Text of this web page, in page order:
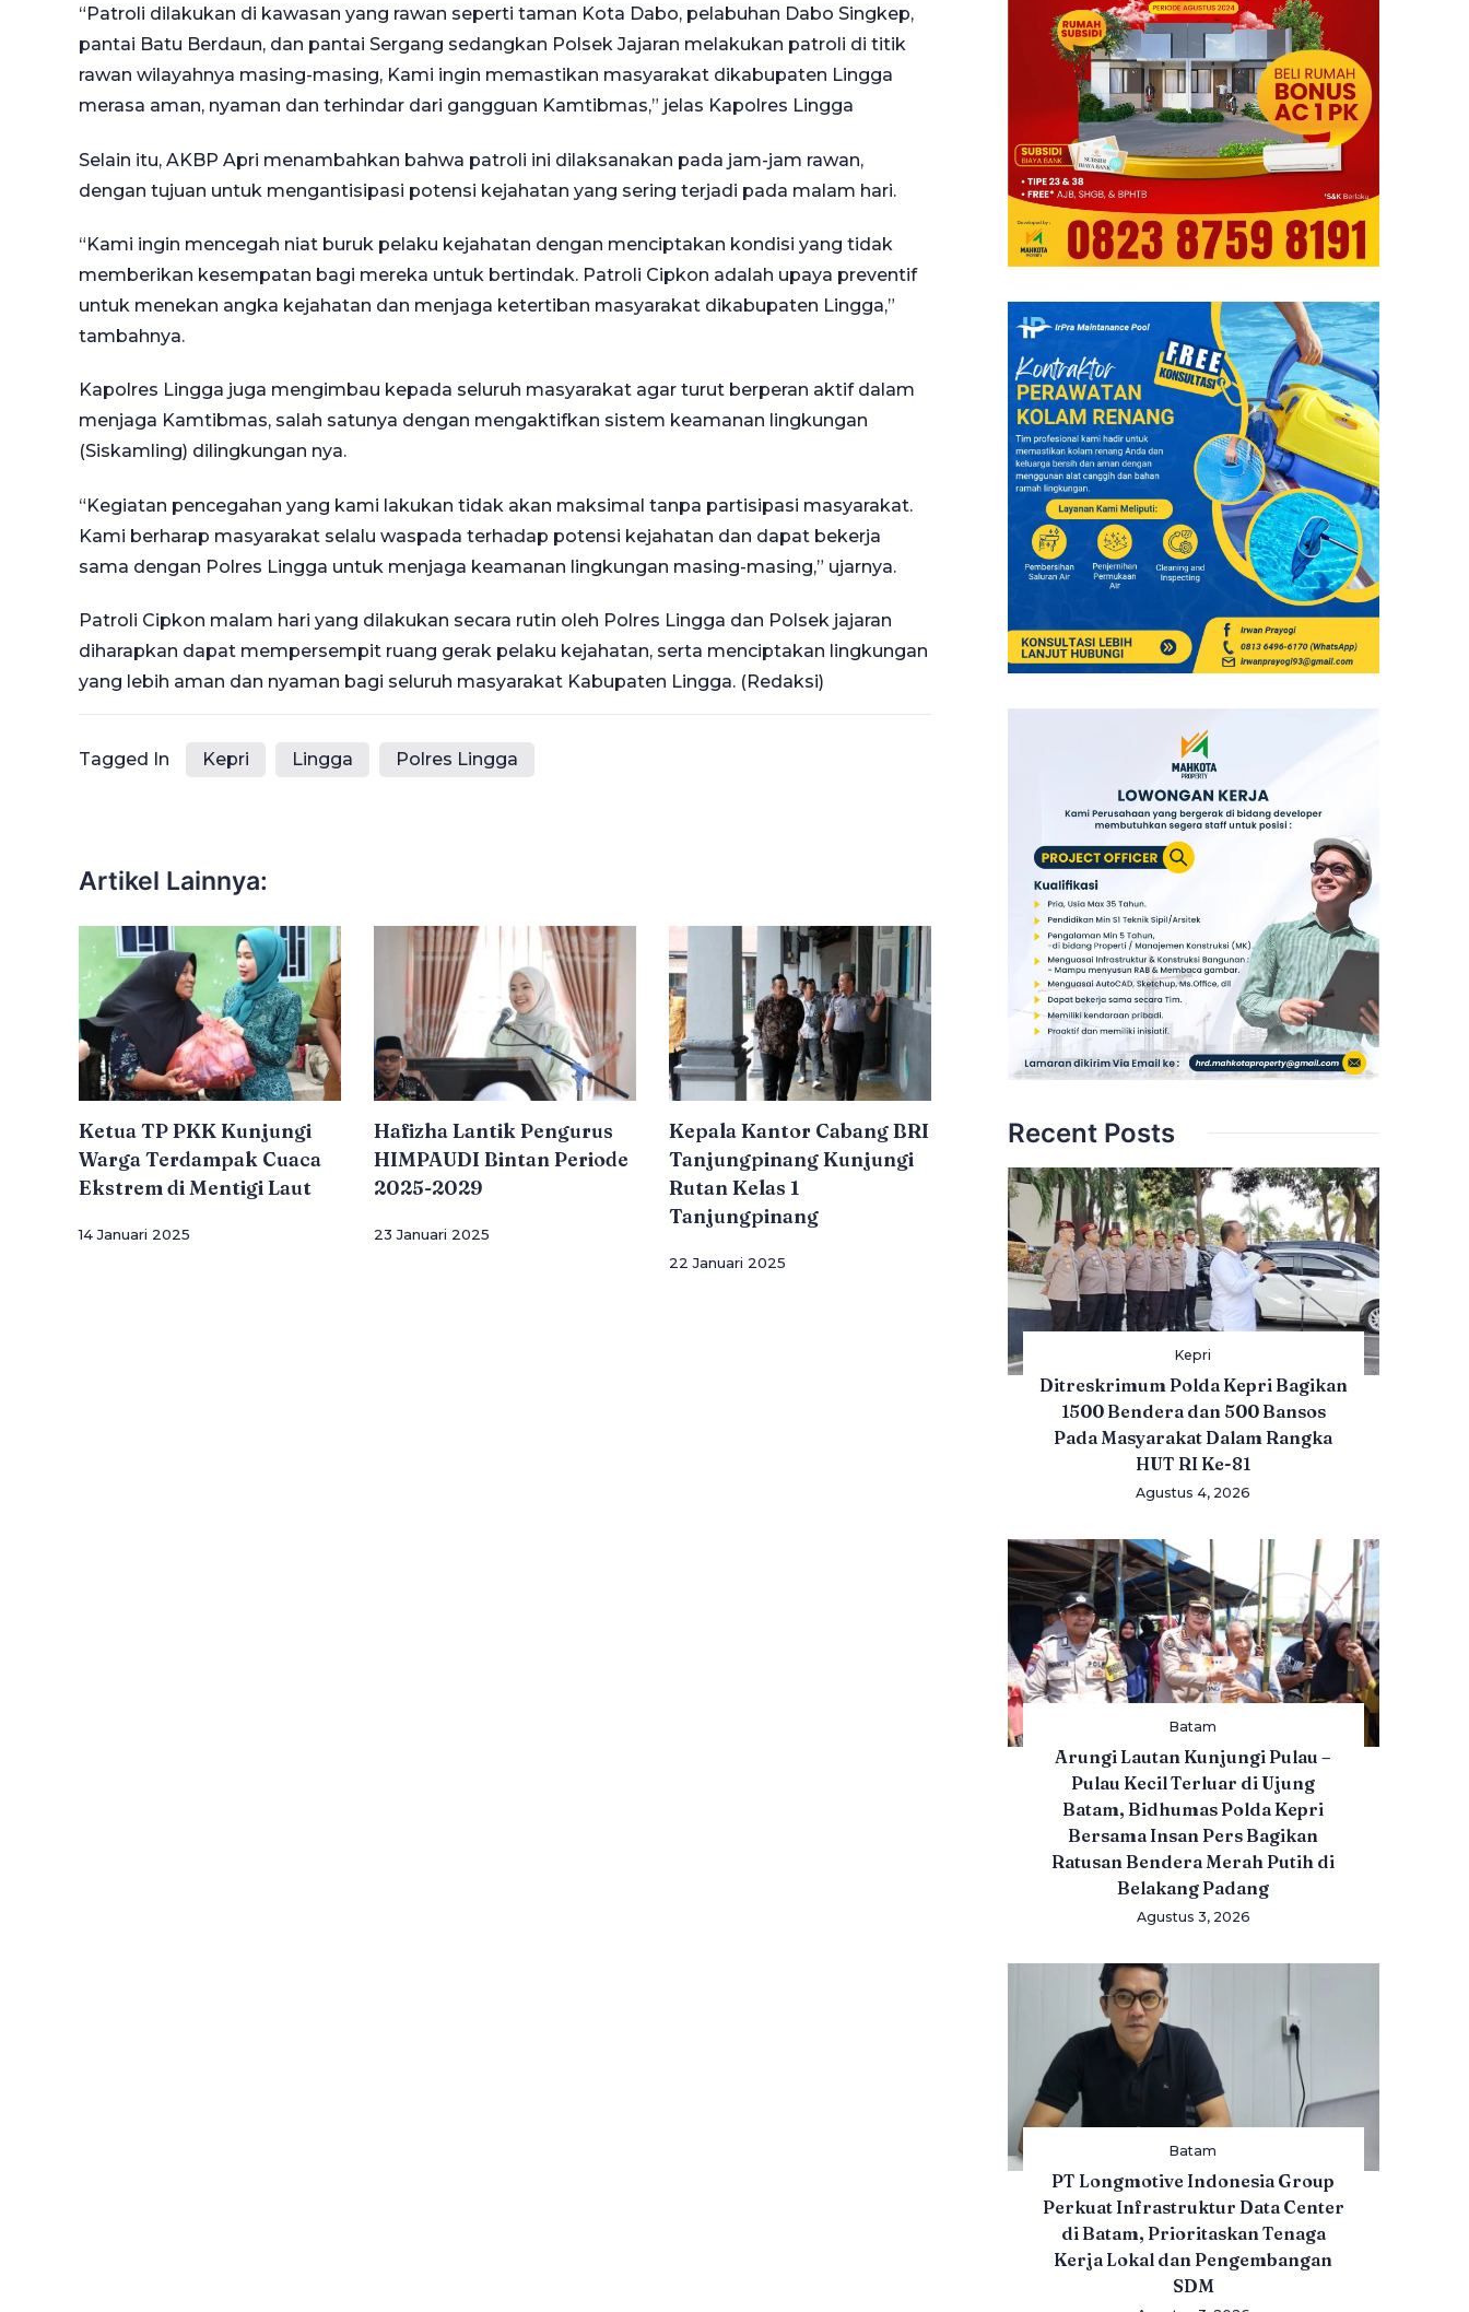
“Patroli dilakukan di kawasan yang rawan seperti taman Kota Dabo, pelabuhan Dabo Singkep,
pantai Batu Berdaun, dan pantai Sergang sedangkan Polsek Jajaran melakukan patroli di titik
rawan wilayahnya masing-masing, Kami ingin memastikan masyarakat dikabupaten Lingga
merasa aman, nyaman dan terhindar dari gangguan Kamtibmas,” jelas Kapolres Lingga
Selain itu, AKBP Apri menambahkan bahwa patroli ini dilaksanakan pada jam-jam rawan,
dengan tujuan untuk mengantisipasi potensi kejahatan yang sering terjadi pada malam hari.
“Kami ingin mencegah niat buruk pelaku kejahatan dengan menciptakan kondisi yang tidak
memberikan kesempatan bagi mereka untuk bertindak. Patroli Cipkon adalah upaya preventif
untuk menekan angka kejahatan dan menjaga ketertiban masyarakat dikabupaten Lingga,”
tambahnya.
Kapolres Lingga juga mengimbau kepada seluruh masyarakat agar turut berperan aktif dalam
menjaga Kamtibmas, salah satunya dengan mengaktifkan sistem keamanan lingkungan
(Siskamling) dilingkungan nya.
“Kegiatan pencegahan yang kami lakukan tidak akan maksimal tanpa partisipasi masyarakat.
Kami berharap masyarakat selalu waspada terhadap potensi kejahatan dan dapat bekerja
sama dengan Polres Lingga untuk menjaga keamanan lingkungan masing-masing,” ujarnya.
Patroli Cipkon malam hari yang dilakukan secara rutin oleh Polres Lingga dan Polsek jajaran
diharapkan dapat mempersempit ruang gerak pelaku kejahatan, serta menciptakan lingkungan
yang lebih aman dan nyaman bagi seluruh masyarakat Kabupaten Lingga. (Redaksi)
Tagged In Kepri Lingga Polres Lingga
Artikel Lainnya:
Ketua TP PKK Kunjungi
Warga Terdampak Cuaca
Ekstrem di Mentigi Laut
14 Januari 2025
Hafizha Lantik Pengurus
HIMPAUDI Bintan Periode
2025-2029
23 Januari 2025
Kepala Kantor Cabang BRI
Tanjungpinang Kunjungi
Rutan Kelas 1
Tanjungpinang
22 Januari 2025
Recent Posts
Kepri
Ditreskrimum Polda Kepri Bagikan
1500 Bendera dan 500 Bansos
Pada Masyarakat Dalam Rangka
HUT RI Ke-81
Agustus 4, 2026
Batam
Arungi Lautan Kunjungi Pulau –
Pulau Kecil Terluar di Ujung
Batam, Bidhumas Polda Kepri
Bersama Insan Pers Bagikan
Ratusan Bendera Merah Putih di
Belakang Padang
Agustus 3, 2026
Batam
PT Longmotive Indonesia Group
Perkuat Infrastruktur Data Center
di Batam, Prioritaskan Tenaga
Kerja Lokal dan Pengembangan
SDM